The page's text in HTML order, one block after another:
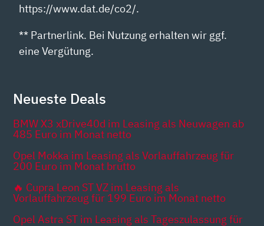
https://www.dat.de/co2/.
** Partnerlink. Bei Nutzung erhalten wir ggf.
eine Vergütung.
Neueste Deals
BMW X3 xDrive40d im Leasing als Neuwagen ab
485 Euro im Monat netto
Opel Mokka im Leasing als Vorlauffahrzeug für
200 Euro im Monat brutto
🔥 Cupra Leon ST VZ im Leasing als
Vorlauffahrzeug für 199 Euro im Monat netto
Opel Astra ST im Leasing als Tageszulassung für